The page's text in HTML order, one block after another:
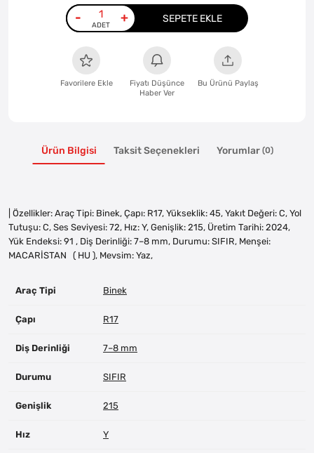
- + SEPETE EKLE
Favorilere Ekle
Fiyatı Düşünce
Haber Ver
Bu Ürünü Paylaş
Ürün Bilgisi Taksit Seçenekleri Yorumlar (0)
| Özellikler: Araç Tipi: Binek, Çapı: R17, Yükseklik: 45, Yakıt Değeri: C, Yol
Tutuşu: C, Ses Seviyesi: 72, Hız: Y, Genişlik: 215, Üretim Tarihi: 2024,
Yük Endeksi: 91 , Diş Derinliği: 7–8 mm, Durumu: SIFIR, Menşei:
MACARİSTAN ( HU ), Mevsim: Yaz,
Araç Tipi Binek
Çapı R17
Diş Derinliği 7–8 mm
Durumu SIFIR
Genişlik 215
Hız Y